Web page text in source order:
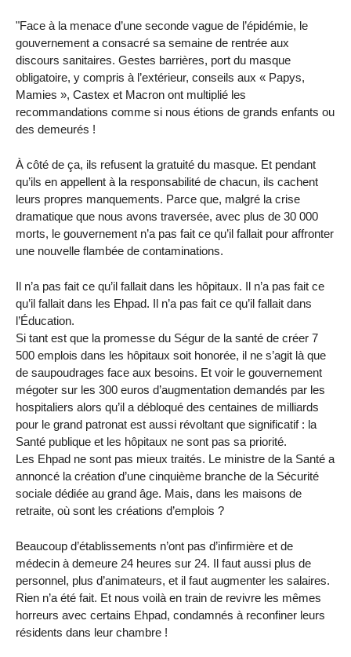
"Face à la menace d’une seconde vague de l’épidémie, le
gouvernement a consacré sa semaine de rentrée aux
discours sanitaires. Gestes barrières, port du masque
obligatoire, y compris à l’extérieur, conseils aux « Papys,
Mamies », Castex et Macron ont multiplié les
recommandations comme si nous étions de grands enfants ou
des demeurés !
À côté de ça, ils refusent la gratuité du masque. Et pendant
qu’ils en appellent à la responsabilité de chacun, ils cachent
leurs propres manquements. Parce que, malgré la crise
dramatique que nous avons traversée, avec plus de 30 000
morts, le gouvernement n’a pas fait ce qu’il fallait pour affronter
une nouvelle flambée de contaminations.
Il n’a pas fait ce qu’il fallait dans les hôpitaux. Il n’a pas fait ce
qu’il fallait dans les Ehpad. Il n’a pas fait ce qu’il fallait dans
l’Éducation.
Si tant est que la promesse du Ségur de la santé de créer 7
500 emplois dans les hôpitaux soit honorée, il ne s’agit là que
de saupoudrages face aux besoins. Et voir le gouvernement
mégoter sur les 300 euros d’augmentation demandés par les
hospitaliers alors qu’il a débloqué des centaines de milliards
pour le grand patronat est aussi révoltant que significatif : la
Santé publique et les hôpitaux ne sont pas sa priorité.
Les Ehpad ne sont pas mieux traités. Le ministre de la Santé a
annoncé la création d’une cinquième branche de la Sécurité
sociale dédiée au grand âge. Mais, dans les maisons de
retraite, où sont les créations d’emplois ?
Beaucoup d’établissements n’ont pas d’infirmière et de
médecin à demeure 24 heures sur 24. Il faut aussi plus de
personnel, plus d’animateurs, et il faut augmenter les salaires.
Rien n’a été fait. Et nous voilà en train de revivre les mêmes
horreurs avec certains Ehpad, condamnés à reconfiner leurs
résidents dans leur chambre !